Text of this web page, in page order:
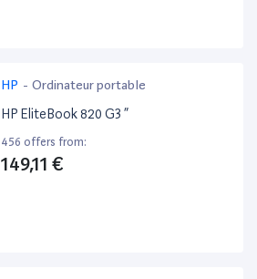
HP - Ordinateur portable
HP EliteBook 820 G3 ”
456 offers from:
149,11 €